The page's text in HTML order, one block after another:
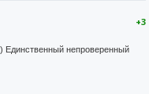
+3
Единственный непроверенный